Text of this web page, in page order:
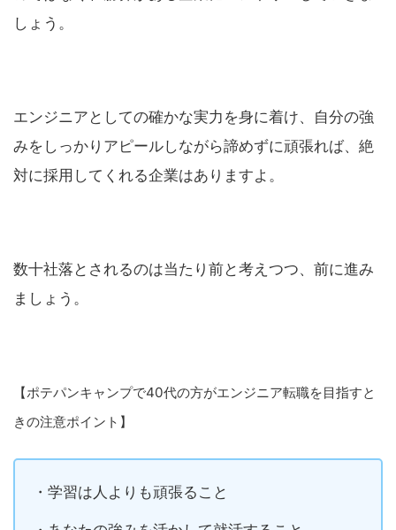
しょう。
エンジニアとしての確かな実力を身に着け、自分の強
みをしっかりアピールしながら諦めずに頑張れば、絶
対に採用してくれる企業はありますよ。
数十社落とされるのは当たり前と考えつつ、前に進み
ましょう。
【ポテパンキャンプで40代の方がエンジニア転職を目指すと
きの注意ポイント】
・学習は人よりも頑張ること